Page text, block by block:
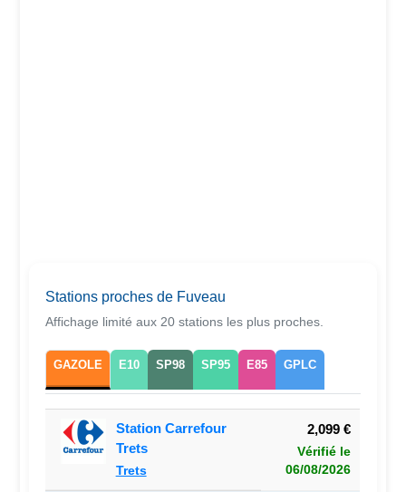
Stations proches de Fuveau
Affichage limité aux 20 stations les plus proches.
GAZOLE E10 SP98 SP95 E85 GPLC
Station Carrefour
Trets
Trets
2,099 €
Vérifié le
06/08/2026